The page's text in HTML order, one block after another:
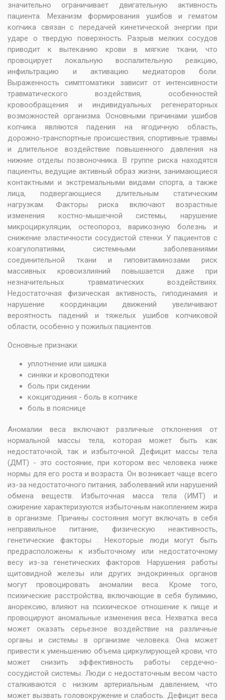
значительно ограничивает двигательную активность
пациента. Механизм формирования ушибов и гематом
копчика связан с передачей кинетической энергии при
ударе о твердую поверхность. Разрыв мелких сосудов
приводит к вытеканию крови в мягкие ткани, что
провоцирует локальную воспалительную реакцию,
инфильтрацию и активацию медиаторов боли.
Выраженность симптоматики зависит от интенсивности
травматического воздействия, особенностей
кровообращения и индивидуальных регенераторных
возможностей организма. Основными причинами ушибов
копчика являются падения на ягодичную область,
дорожно-транспортные происшествия, спортивные травмы
и длительное воздействие повышенного давления на
нижние отделы позвоночника. В группе риска находятся
пациенты, ведущие активный образ жизни, занимающиеся
контактными и экстремальными видами спорта, а также
лица, подвергающиеся длительным статическим
нагрузкам. Факторы риска включают возрастные
изменения костно-мышечной системы, нарушение
микроциркуляции, остеопороз, варикозную болезнь и
снижение эластичности сосудистой стенки. У пациентов с
коагулопатиями, системными заболеваниями
соединительной ткани и гиповитаминозами риск
массивных кровоизлияний повышается даже при
незначительных травматических воздействиях.
Недостаточная физическая активность, гиподинамия и
нарушение координации движений увеличивают
вероятность падений и тяжелых ушибов копчиковой
области, особенно у пожилых пациентов.
Основные признаки:
уплотнение или шишка
синяки и кровоподтеки
боль при сидении
кокцигодиния - боль в копчике
боль в пояснице
Аномалии веса включают различные отклонения от
нормальной массы тела, которая может быть как
недостаточной, так и избыточной. Дефицит массы тела
(ДМТ) - это состояние, при котором вес человека ниже
нормы для его роста и возраста. Он возникает чаще всего
из-за недостаточного питания, заболеваний или нарушений
обмена веществ. Избыточная масса тела (ИМТ) и
ожирение характеризуются избыточным накоплением жира
в организме. Причины состояния могут включать в себя
неправильное питание, физическую неактивность,
генетические факторы . Некоторые люди могут быть
предрасположены к избыточному или недостаточному
весу из-за генетических факторов. Нарушения работы
щитовидной железы или других эндокринных органов
могут провоцировать аномалии веса. Кроме того,
психические расстройства, включающие в себя булимию,
анорексию, влияют на психическое отношение к пище и
провоцируют аномальные изменения веса. Нехватка веса
может оказать серьезное воздействие на различные
органы и системы в организме человека. Она может
привести к уменьшению объема циркулирующей крови, что
может снизить эффективность работы сердечно-
сосудистой системы. Люди с недостаточным весом часто
сталкиваются с низким артериальным давлением, что
может вызвать головокружение и слабость. Дефицит веса